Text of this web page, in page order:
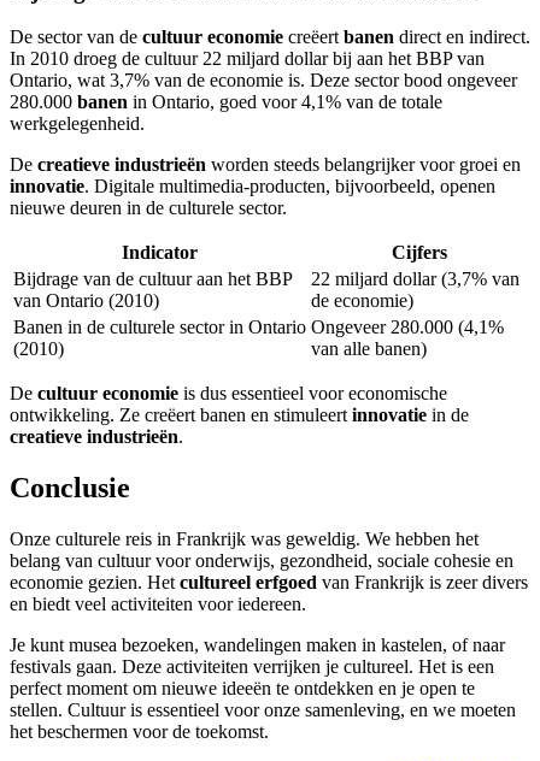
De sector van de cultuur economie creëert banen direct en indirect.
In 2010 droeg de cultuur 22 miljard dollar bij aan het BBP van
Ontario, wat 3,7% van de economie is. Deze sector bood ongeveer
280.000 banen in Ontario, goed voor 4,1% van de totale
werkgelegenheid.
De creatieve industrieën worden steeds belangrijker voor groei en
innovatie. Digitale multimedia-producten, bijvoorbeeld, openen
nieuwe deuren in de culturele sector.
Indicator
Cijfers
Bijdrage van de cultuur aan het BBP
van Ontario (2010)
22 miljard dollar (3,7% van
de economie)
Banen in de culturele sector in Ontario
(2010)
Ongeveer 280.000 (4,1%
van alle banen)
De cultuur economie is dus essentieel voor economische
ontwikkeling. Ze creëert banen en stimuleert innovatie in de
creatieve industrieën.
Conclusie
Onze culturele reis in Frankrijk was geweldig. We hebben het
belang van cultuur voor onderwijs, gezondheid, sociale cohesie en
economie gezien. Het cultureel erfgoed van Frankrijk is zeer divers
en biedt veel activiteiten voor iedereen.
Je kunt musea bezoeken, wandelingen maken in kastelen, of naar
festivals gaan. Deze activiteiten verrijken je cultureel. Het is een
perfect moment om nieuwe ideeën te ontdekken en je open te
stellen. Cultuur is essentieel voor onze samenleving, en we moeten
het beschermen voor de toekomst.